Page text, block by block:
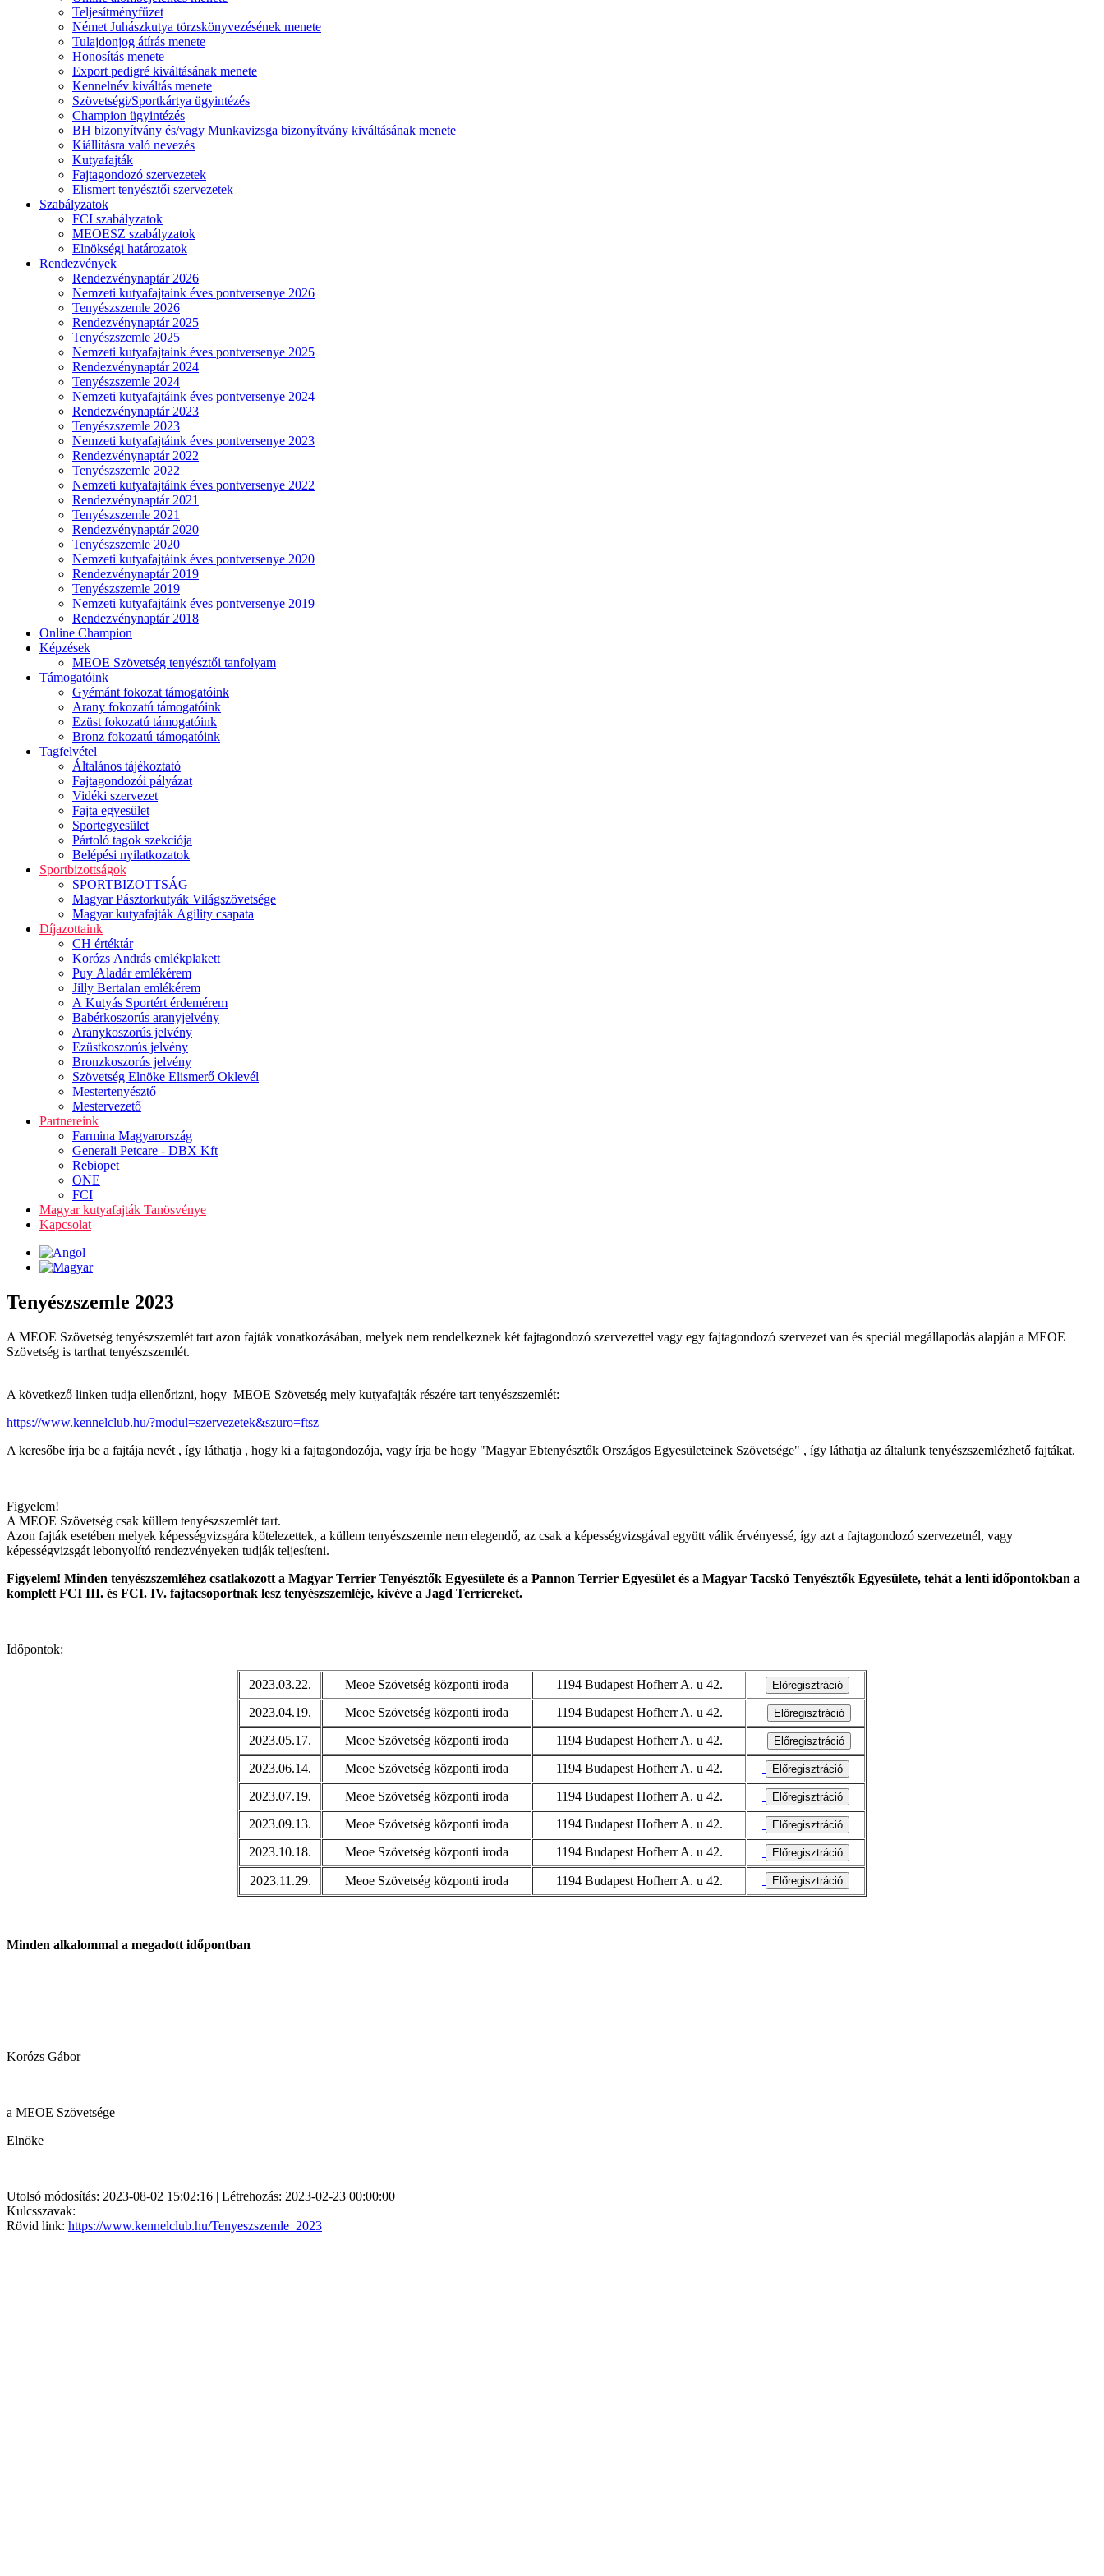
Teljesítményfűzet
Német Juhászkutya törzskönyvezésének menete
Tulajdonjog átírás menete
Honosítás menete
Export pedigré kiváltásának menete
Kennelnév kiváltás menete
Szövetségi/Sportkártya ügyintézés
Champion ügyintézés
BH bizonyítvány és/vagy Munkavizsga bizonyítvány kiváltásának menete
Kiállításra való nevezés
Kutyafajták
Fajtagondozó szervezetek
Elismert tenyésztői szervezetek
Szabályzatok
FCI szabályzatok
MEOESZ szabályzatok
Elnökségi határozatok
Rendezvények
Rendezvénynaptár 2026
Nemzeti kutyafajtaink éves pontversenye 2026
Tenyészszemle 2026
Rendezvénynaptár 2025
Tenyészszemle 2025
Nemzeti kutyafajtaink éves pontversenye 2025
Rendezvénynaptár 2024
Tenyészszemle 2024
Nemzeti kutyafajtáink éves pontversenye 2024
Rendezvénynaptár 2023
Tenyészszemle 2023
Nemzeti kutyafajtáink éves pontversenye 2023
Rendezvénynaptár 2022
Tenyészszemle 2022
Nemzeti kutyafajtáink éves pontversenye 2022
Rendezvénynaptár 2021
Tenyészszemle 2021
Rendezvénynaptár 2020
Tenyészszemle 2020
Nemzeti kutyafajtáink éves pontversenye 2020
Rendezvénynaptár 2019
Tenyészszemle 2019
Nemzeti kutyafajtáink éves pontversenye 2019
Rendezvénynaptár 2018
Online Champion
Képzések
MEOE Szövetség tenyésztői tanfolyam
Támogatóink
Gyémánt fokozat támogatóink
Arany fokozatú támogatóink
Ezüst fokozatú támogatóink
Bronz fokozatú támogatóink
Tagfelvétel
Általános tájékoztató
Fajtagondozói pályázat
Vidéki szervezet
Fajta egyesület
Sportegyesület
Pártoló tagok szekciója
Belépési nyilatkozatok
Sportbizottságok
SPORTBIZOTTSÁG
Magyar Pásztorkutyák Világszövetsége
Magyar kutyafajták Agility csapata
Díjazottaink
CH értéktár
Korózs András emlékplakett
Puy Aladár emlékérem
Jilly Bertalan emlékérem
A Kutyás Sportért érdemérem
Babérkoszorús aranyjelvény
Aranykoszorús jelvény
Ezüstkoszorús jelvény
Bronzkoszorús jelvény
Szövetség Elnöke Elismerő Oklevél
Mestertenyésztő
Mestervezető
Partnereink
Farmina Magyarország
Generali Petcare - DBX Kft
Rebiopet
ONE
FCI
Magyar kutyafajták Tanösvénye
Kapcsolat
Tenyészszemle 2023
A MEOE Szövetség tenyészszemlét tart azon fajták vonatkozásában, melyek nem rendelkeznek két fajtagondozó szervezettel vagy egy fajtagondozó szervezet van és speciál megállapodás alapján a MEOE
Szövetség is tarthat tenyészszemlét.
A következő linken tudja ellenőrizni, hogy MEOE Szövetség mely kutyafajták részére tart tenyészszemlét:
https://www.kennelclub.hu/?modul=szervezetek&szuro=ftsz
A keresőbe írja be a fajtája nevét , így láthatja , hogy ki a fajtagondozója, vagy írja be hogy "Magyar Ebtenyésztők Országos Egyesületeinek Szövetsége" , így láthatja az általunk tenyészszemlézhető fajtákat.
Figyelem!
A MEOE Szövetség csak küllem tenyészszemlét tart.
Azon fajták esetében melyek képességvizsgára kötelezettek, a küllem tenyészszemle nem elegendő, az csak a képességvizsgával együtt válik érvényessé, így azt a fajtagondozó szervezetnél, vagy
képességvizsgát lebonyolító rendezvényeken tudják teljesíteni.
Figyelem! Minden tenyészszemléhez csatlakozott a Magyar Terrier Tenyésztők Egyesülete és a Pannon Terrier Egyesület és a Magyar Tacskó Tenyésztők Egyesülete, tehát a lenti időpontokban a
komplett FCI III. és FCI. IV. fajtacsoportnak lesz tenyészszemléje, kivéve a Jagd Terriereket.
Időpontok:
2023.03.22. Meoe Szövetség központi iroda
1194 Budapest Hofherr A. u 42.
2023.04.19.
Meoe Szövetség központi iroda
1194 Budapest Hofherr A. u 42.
2023.05.17.
Meoe Szövetség központi iroda
1194 Budapest Hofherr A. u 42.
2023.06.14.
Meoe Szövetség központi iroda
1194 Budapest Hofherr A. u 42.
2023.07.19.
Meoe Szövetség központi iroda
1194 Budapest Hofherr A. u 42.
2023.09.13.
Meoe Szövetség központi iroda
1194 Budapest Hofherr A. u 42.
2023.10.18.
Meoe Szövetség központi iroda 1194 Budapest Hofherr A. u 42.
2023.11.29. Meoe Szövetség központi iroda 1194 Budapest Hofherr A. u 42.
Minden alkalommal a megadott időpontban
Korózs Gábor
a MEOE Szövetsége
Elnöke
Utolsó módosítás: 2023-08-02 15:02:16 | Létrehozás: 2023-02-23 00:00:00
Kulcsszavak:
Rövid link: https://www.kennelclub.hu/Tenyeszszemle_2023